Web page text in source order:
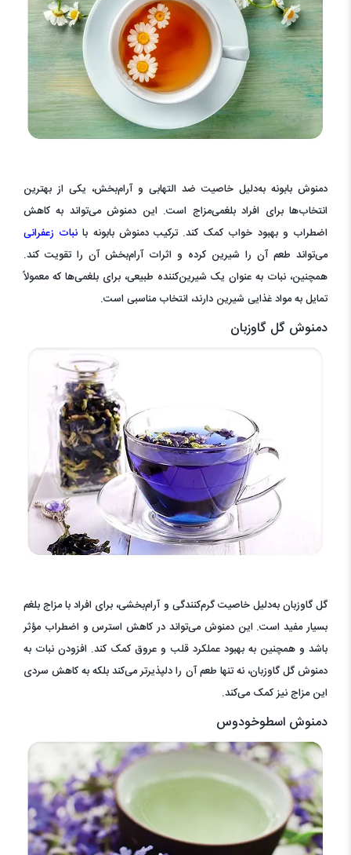
دمنوش بابونه به‌دلیل خاصیت ضد التهابی و آرام‌بخش، یکی از بهترین
انتخاب‌ها برای افراد بلغمی‌مزاج است. این دمنوش می‌تواند به کاهش
اضطراب و بهبود خواب کمک کند. ترکیب دمنوش بابونه با نبات زعفرانی
می‌تواند طعم آن را شیرین کرده و اثرات آرام‌بخش آن را تقویت کند.
همچنین، نبات به عنوان یک شیرین‌کننده طبیعی، برای بلغمی‌ها که معمولاً
تمایل به مواد غذایی شیرین دارند، انتخاب مناسبی است.
دمنوش گل گاوزبان
گل گاوزبان به‌دلیل خاصیت گرم‌کنندگی و آرام‌بخشی، برای افراد با مزاج بلغم
بسیار مفید است. این دمنوش می‌تواند در کاهش استرس و اضطراب مؤثر
باشد و همچنین به بهبود عملکرد قلب و عروق کمک کند. افزودن نبات به
دمنوش گل گاوزبان، نه تنها طعم آن را دلپذیرتر می‌کند بلکه به کاهش سردی
این مزاج نیز کمک می‌کند.
دمنوش اسطوخودوس